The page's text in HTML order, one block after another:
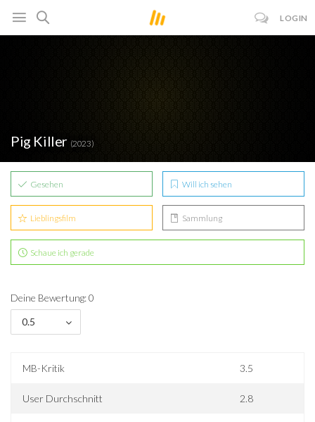
LOGIN
Pig Killer (2023)
Gesehen Will ich sehen
Lieblingsfilm Sammlung
Schaue ich gerade
Deine Bewertung: 0
0.5
MB-Kritik 3.5
User Durchschnitt 2.8